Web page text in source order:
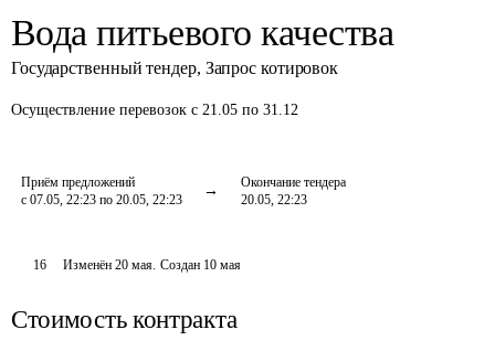
Вода питьевого качества
Государственный тендер, Запрос котировок
Осуществление перевозок с 21.05 по 31.12
Приём предложений
с 07.05, 22:23 по 20.05, 22:23
Окончание тендера
20.05, 22:23
16 Изменён20 мая. Создан 10 мая
Стоимость контракта